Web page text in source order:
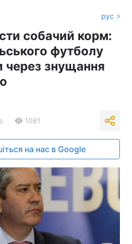
рус
собачий корм:
футболу
через знущання
1081
на нас в Google